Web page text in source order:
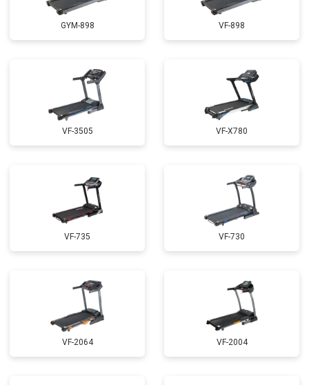
GYM-898 VF-898
VF-3505 VF-X780
VF-735 VF-730
VF-2064 VF-2004